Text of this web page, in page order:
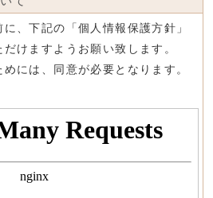
、下記の「個人情報保護方針」
けますようお願い致します。
には、同意が必要となります。